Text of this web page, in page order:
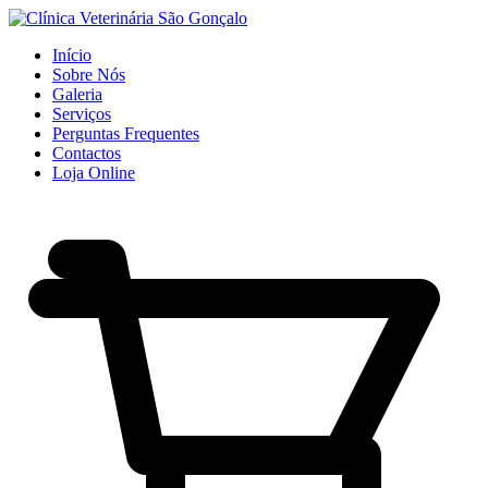
Início
Sobre Nós
Galeria
Serviços
Perguntas Frequentes
Contactos
Loja Online